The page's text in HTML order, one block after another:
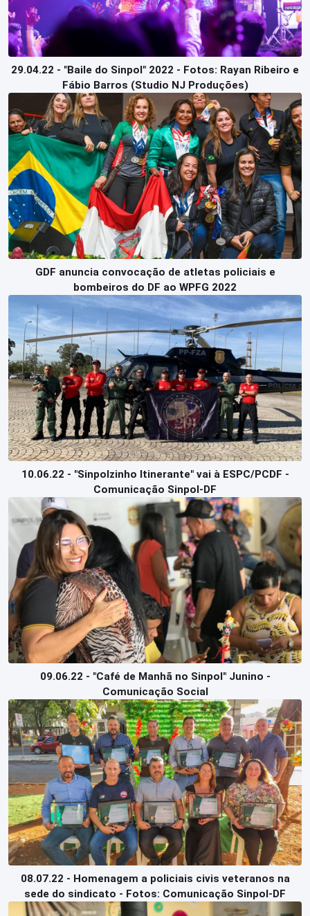
29.04.22 - "Baile do Sinpol" 2022 - Fotos: Rayan Ribeiro e
Fábio Barros (Studio NJ Produções)
GDF anuncia convocação de atletas policiais e
bombeiros do DF ao WPFG 2022
10.06.22 - "Sinpolzinho Itinerante" vai à ESPC/PCDF -
Comunicação Sinpol-DF
09.06.22 - "Café de Manhã no Sinpol" Junino -
Comunicação Social
08.07.22 - Homenagem a policiais civis veteranos na
sede do sindicato - Fotos: Comunicação Sinpol-DF